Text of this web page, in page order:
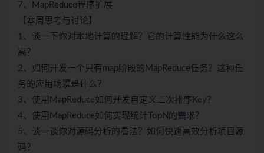
7、MapReduce程序扩展
【本周思考与讨论】
1、谈一下你对本地计算的理解？它的计算性能为什么这么
高？
2、如何开发一个只有map阶段的MapReduce任务？这种任
务的应用场景是什么？
3、使用MapReduce如何开发自定义二次排序Key？
4、使用MapReduce如何实现统计TopN的需求？
5、谈一谈你对源码分析的看法？如何快速高效分析项目源
码？